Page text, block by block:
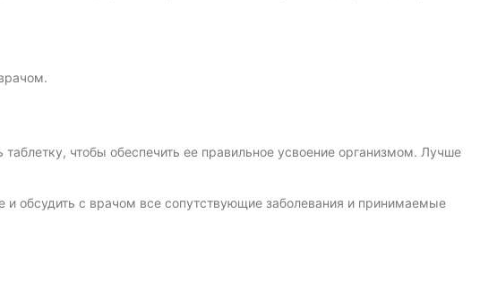
чтобы обеспечить ее правильное усвоение организмом. Лучше
обсудить с врачом все сопутствующие заболевания и принимаемые